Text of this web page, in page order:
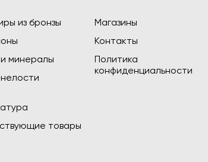
из бронзы
минералы
товары
Магазины
Контакты
Политика
конфиденциальности